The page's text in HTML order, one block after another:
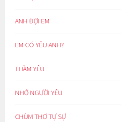
ANH ĐỢI EM
EM CÓ YÊU ANH?
THẦM YÊU
NHỚ NGƯỜI YÊU
CHÙM THƠ TỰ SỰ